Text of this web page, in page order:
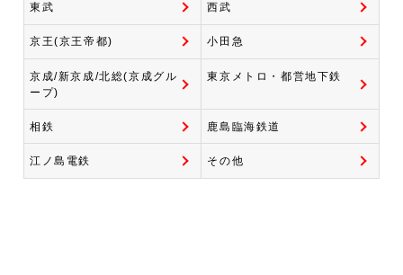
東武 西武
京王(京王帝都) 小田急
京成/新京成/北総(京成グル
ープ)
東京メトロ・都営地下鉄
相鉄 鹿島臨海鉄道
江ノ島電鉄 その他